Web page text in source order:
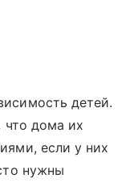
детей.
что дома их
если у них
нужны